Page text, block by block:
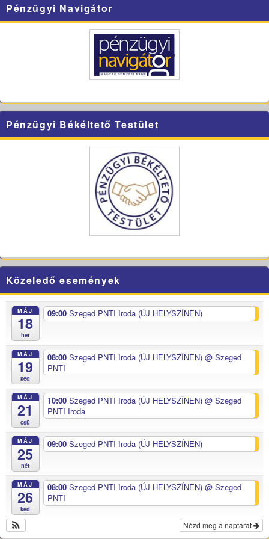
Pénzügyi Navigátor
Pénzügyi Békéltető Testület
Közeledő események
MÁJ
18
hét
09:00 Szeged PNTI Iroda (ÚJ HELYSZÍNEN)
MÁJ
19
ked
08:00 Szeged PNTI Iroda (ÚJ HELYSZÍNEN) @ Szeged
PNTI
MÁJ
21
csü
10:00 Szeged PNTI Iroda (ÚJ HELYSZÍNEN) @ Szeged
PNTI Iroda
MÁJ
25
hét
09:00 Szeged PNTI Iroda (ÚJ HELYSZÍNEN)
MÁJ
26
ked
08:00 Szeged PNTI Iroda (ÚJ HELYSZÍNEN) @ Szeged
PNTI
Nézd meg a naptárat